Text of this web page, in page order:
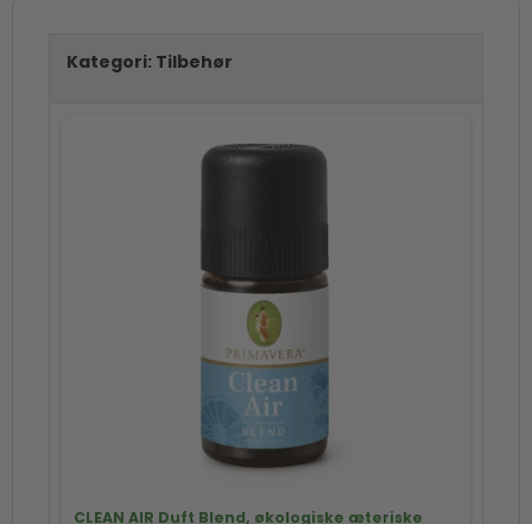
Kategori: Tilbehør
CLEAN AIR Duft Blend, økologiske æteriske